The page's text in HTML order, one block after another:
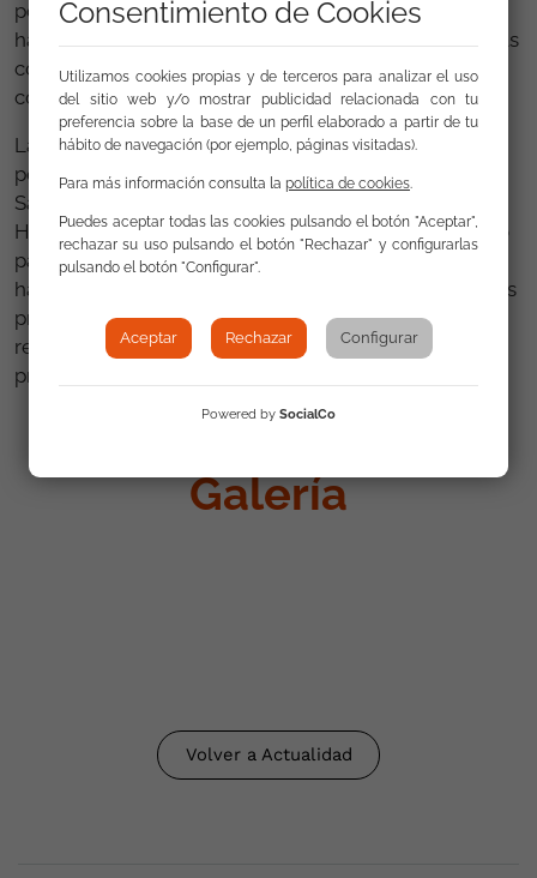
porque sería interminable. El tío Juan de Dios nos
habló de la responsabilidad que tienen los periodistas
como informadores de ser fieles a la verdad y no
conforme a sus prejuicios.
Las jornadas tuvieron una asistencia media de 200
personas. Durante un mes también expusimos en el
Salón de Actos la exposición ”Gitanos de Salamanca
Hoy”. Confiamos en que éstos tres días hayan servido
para que la imagen social de la comunidad gitana se
haya vuelto positiva o al menos neutral, en los futuros
profesionales de la comunicación, porque eso
repercutirá de una forma directa cuando sus
proyectos tomen luz.
Galería
Volver a Actualidad
Consentimiento de Cookies
Utilizamos cookies propias y de terceros para analizar el uso
del sitio web y/o mostrar publicidad relacionada con tu
preferencia sobre la base de un perfil elaborado a partir de tu
hábito de navegación (por ejemplo, páginas visitadas).
Para más información consulta la política de cookies
Puedes aceptar todas las cookies pulsando el botón "Aceptar",
rechazar su uso pulsando el botón "Rechazar" y configurarlas
pulsando el botón "Configurar".
Aceptar Rechazar Configurar
Powered by SocialCo